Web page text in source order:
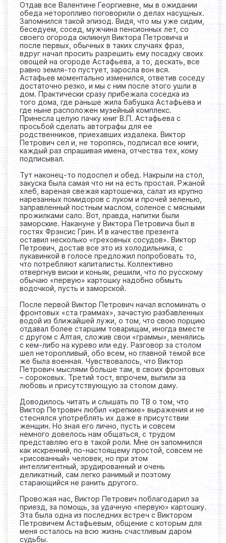
Отдав все Валентине Георгиевне, мы в ожидании
обеда неторопливо поговорили о делах насущных.
Запомнился такой эпизод. Видя, что мы уже сидим,
беседуем, сосед, мужчина пенсионных лет, со
своего огорода окликнул Виктора Петровича и
после первых, обычных в таких случаях фраз,
вдруг начал просить разрешить ему посадку своих
овощей на огороде Астафьева, а то, дескать, все
равно земля-то пустует, заросла вон вся.
Астафьев моментально изменился, ответив соседу
достаточно резко, и мы с ним после этого ушли в
дом. Практически сразу прибежала соседка из
того дома, где раньше жила бабушка Астафьева и
где ныне расположен музейный комплекс.
Принесла целую пачку книг В.П. Астафьева с
просьбой сделать автографы для ее
родственников, приехавших издалека. Виктор
Петрович сел и, не торопясь, подписал все книги,
каждый раз спрашивая имена, отчества тех, кому
подписывал.
Тут наконец-то подоспел и обед. Накрыли на стол,
закуска была самая что ни на есть простая. Ржаной
хлеб, вареная свежая картошечка, салат из крупно
нарезанных помидоров с луком и прочей зеленью,
заправленный постным маслом, соленое с мясными
прожилками сало. Вот, правда, напитки были
заморские. Накануне у Виктора Петровича был в
гостях Фрэнсис Грин. И в качестве презента
оставил несколько «греховных сосудов». Виктор
Петрович, достав все это из холодильника, с
лукавинкой в голосе предложил попробовать то,
что потребляют капиталисты. Коллективно
отвергнув виски и коньяк, решили, что по русскому
обычаю «первую» картошку надобно обмыть
водочкой, пусть и заморской.
После первой Виктор Петрович начал вспоминать о
фронтовых «ста граммах», зачастую разбавленных
водой из ближайшей лужи, о том, что свою порцию
отдавал более старшим товарищам, иногда вместе
с другом с Алтая, сложив свои «граммы», менялись
с кем-либо на курево или еду. Разговор за столом
шел неторопливый, обо всем, но главной темой все
же была военная. Чувствовалось, что Виктор
Петрович мыслями больше там, в своих фронтовых
– сороковых. Третий тост, впрочем, выпили за
любовь и присутствующую за столом даму.
Доводилось читать и слышать по ТВ о том, что
Виктор Петрович любил «крепкие» выражения и не
стеснялся употреблять их даже в присутствии
женщин. Но зная его лично, пусть и совсем
немного довелось нам общаться, с трудом
представляю его в такой роли. Мне он запомнился
как искренний, по-настоящему простой, совсем не
«рисованный» человек, но при этом
интеллигентный, эрудированный и очень
деликатный, сам легко ранимый и поэтому
старающийся не ранить другого.
Провожая нас, Виктор Петрович поблагодарил за
приезд, за помощь, за удачную «первую» картошку.
Эта была одна из последних встреч с Виктором
Петровичем Астафьевым, общение с которым для
меня осталось на всю жизнь счастливым даром
судьбы.